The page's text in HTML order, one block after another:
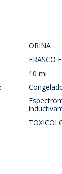
ORINA
FRASCO
10 ml